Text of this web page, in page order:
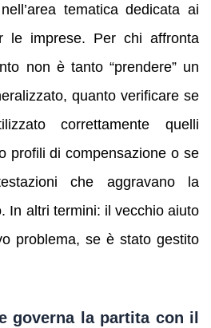
tematica dedicata ai
le imprese. Per chi affronta
non è tanto “prendere” un
quanto verificare se
correttamente quelli
profili di compensazione o se
che aggravano la
In altri termini: il vecchio aiuto
problema, se è stato gestito
governa la partita con il